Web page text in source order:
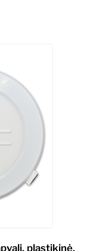
plastikinė,